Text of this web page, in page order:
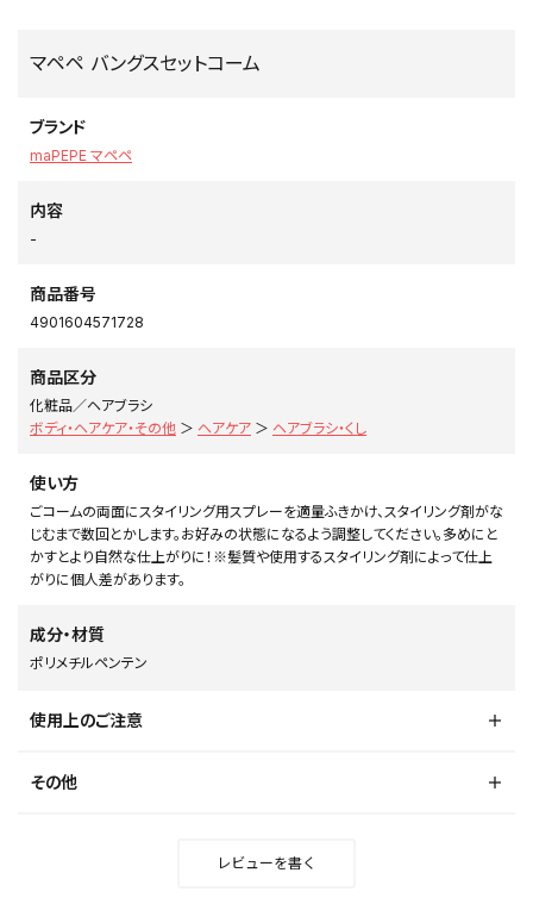
マペペ バングスセットコーム
ブランド
maPEPE マペペ
内容
-
商品番号
4901604571728
商品区分
化粧品／ヘアブラシ
ボディ・ヘアケア・その他 ＞ ヘアケア ＞ ヘアブラシ・くし
使い方
ごコームの両面にスタイリング用スプレーを適量ふきかけ、スタイリング剤がな
じむまで数回とかします。お好みの状態になるよう調整してください。多めにと
かすとより自然な仕上がりに！※髪質や使用するスタイリング剤によって仕上
がりに個人差があります。
成分・材質
ポリメチルペンテン
使用上のご注意
その他
レビューを書く